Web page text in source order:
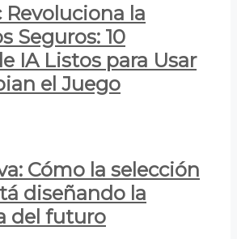
la
Seguros: 10
IA Listos para Usar
el Juego
Cómo la selección
diseñando la
del futuro